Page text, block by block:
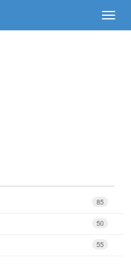
85
50
55